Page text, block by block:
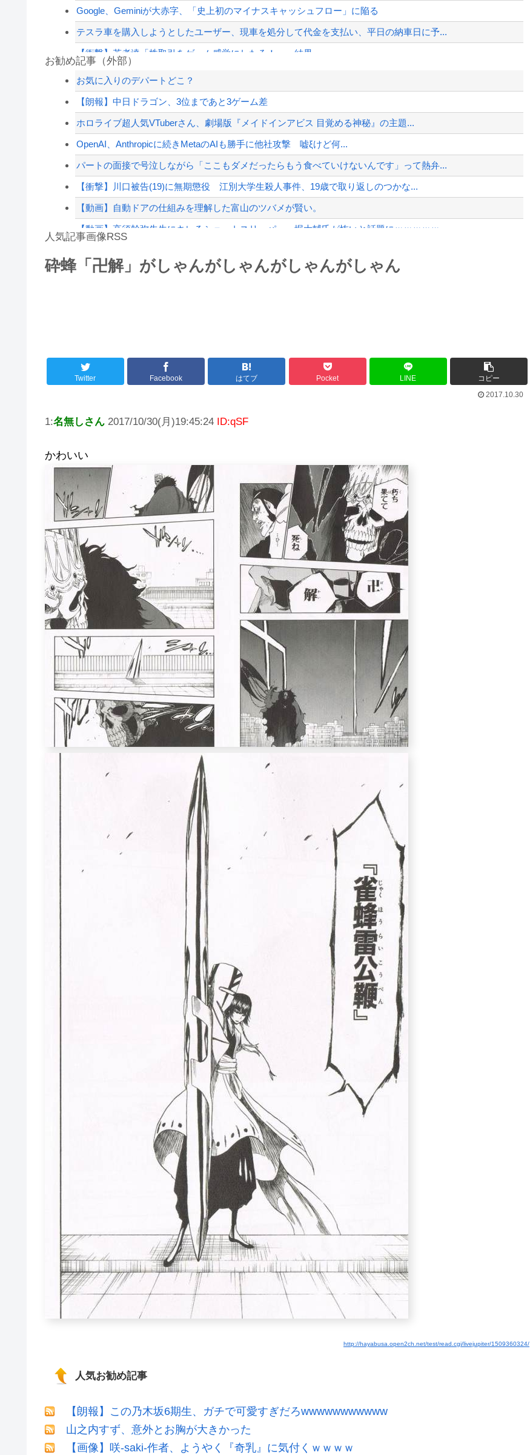
Google、Geminiが大赤字、「史上初のマイナスキャッシュフロー」に陥る
テスラ車を購入しようとしたユーザー、現車を処分して代金を支払い、平日の納車日に予...
【衝撃】若者達「株取引をゲーム感覚にしたろ！」→結果
「高市早苗はどんだけ自己顕示欲が強いんだ」と左派が『高木美帆氏に送られた包丁セッ...
【悲報】コロオギ食を広めようとして倒産した人、全く諦めて居なかった
【動画】熊本県知事「ご遺族、被災者、自治体職員からメディアの報道に対し、極めて強...
「小泉やめろ！」→市民らが横浜駅前で大絶叫ｗｗｗｗｗｗｗｗ
【配信者】「金バエ」のSNS更新が1週間途絶え、様々な憶測が飛び交う。1週間ぶり...
【緊急速報】NYで警官が黒人男性の首を絞め、暴動第二波不可避へ
お勧め記事（外部）
お気に入りのデパートどこ？
【朗報】中日ドラゴン、3位まであと3ゲーム差
ホロライブ超人気VTuberさん、劇場版『メイドインアビス 目覚める神秘』の主題...
OpenAI、Anthropicに続きMetaのAIも勝手に他社攻撃 嘘ξけど何...
パートの面接で号泣しながら「ここもダメだったらもう食べていけないんです」って熱弁...
【衝撃】川口被告(19)に無期懲役 江別大学生殺人事件、19歳で取り返しのつかな...
【動画】自動ドアの仕組みを理解した富山のツバメが賢い。
【動画】高須幹弥先生にキレるショートスリーパー・堀大輔氏が怖いと話題にｗｗｗｗｗ...
【第一位】車で要らない装備、「電動シート」に決まる・・・
海外「おめでとうタキ！」リヴァプール南野がバースデーゴール！！
人気記事画像RSS
砕蜂「卍解」がしゃんがしゃんがしゃんがしゃん
Twitter Facebook はてブ Pocket LINE
コピー
2017.10.30
1:名無しさん 2017/10/30(月)19:45:24 ID:qSF
かわいい
http://hayabusa.open2ch.net/test/read.cgi/livejupiter/1509360324/
人気お勧め記事
【朗報】この乃木坂6期生、ガチで可愛すぎだろwwwwwwwwwww
山之内すず、意外とお胸が大きかった
【画像】咲-saki-作者、ようやく『奇乳』に気付くｗｗｗｗ